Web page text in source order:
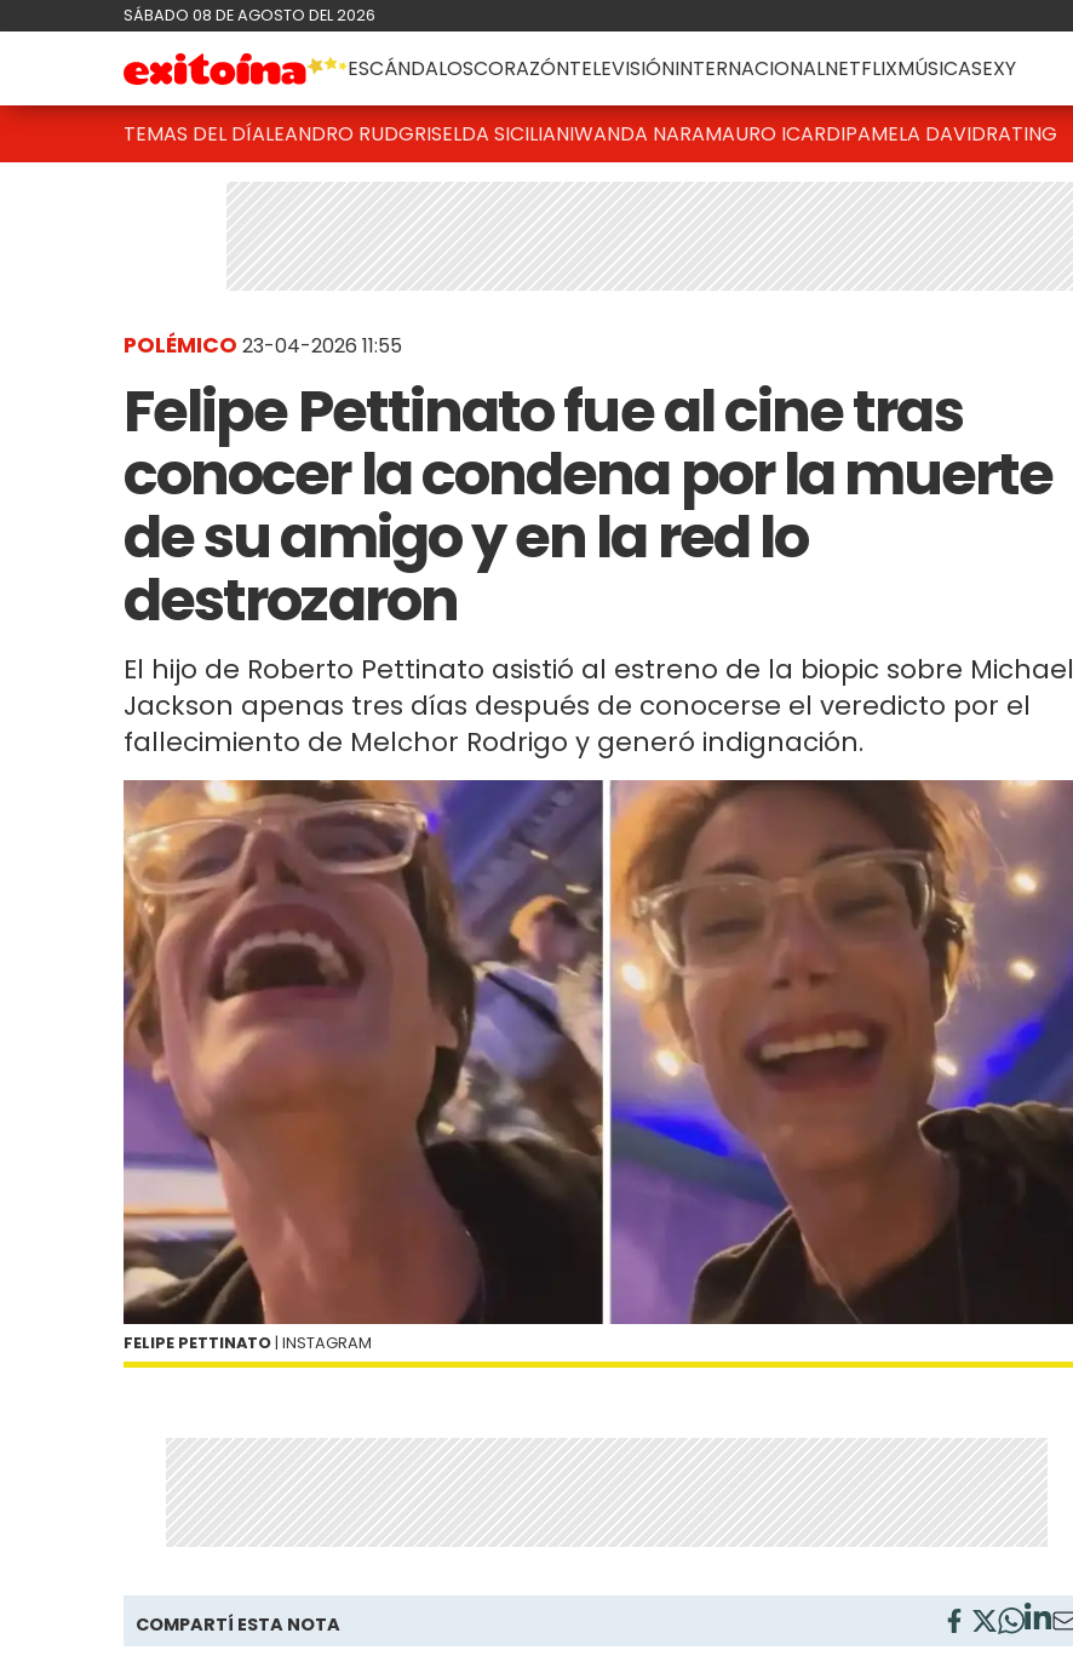
SÁBADO 08 DE AGOSTO DEL 2026
ESCÁNDALOSCORAZÓNTELEVISIÓNINTERNACIONALNETFLIXMÚSICASEXY
TEMAS DEL DÍALEANDRO RUDGRISELDA SICILIANIWANDA NARAMAURO ICARDIPAMELA DAVIDRATING
POLÉMICO 23-04-2026 11:55
Felipe Pettinato fue al cine tras
conocer la condena por la muerte
de su amigo y en la red lo
destrozaron
El hijo de Roberto Pettinato asistió al estreno de la biopic sobre Michael
Jackson apenas tres días después de conocerse el veredicto por el
fallecimiento de Melchor Rodrigo y generó indignación.
FELIPE PETTINATO | INSTAGRAM
COMPARTÍ ESTA NOTA